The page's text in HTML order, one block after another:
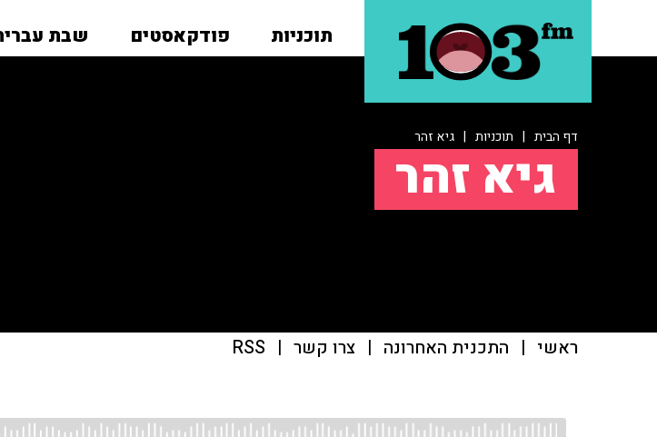
תוכניות פודקאסטים שבת
דף הבית | תוכניות | גיא זהר
גיא זהר
ראשי | התכנית האחרונה | צרו קשר |
RSS